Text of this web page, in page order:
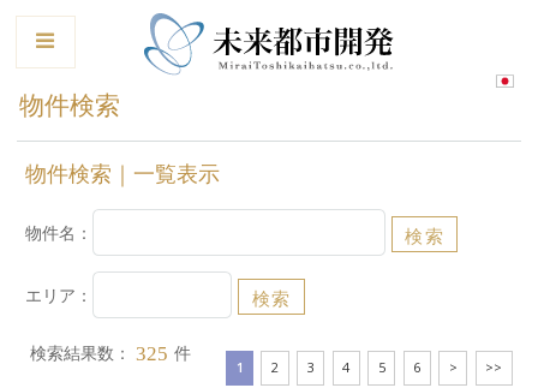
物件検索
物件検索｜一覧表示
物件名：
エリア：
検索結果数： 325 件
1 2 3 4 5 6 > >>